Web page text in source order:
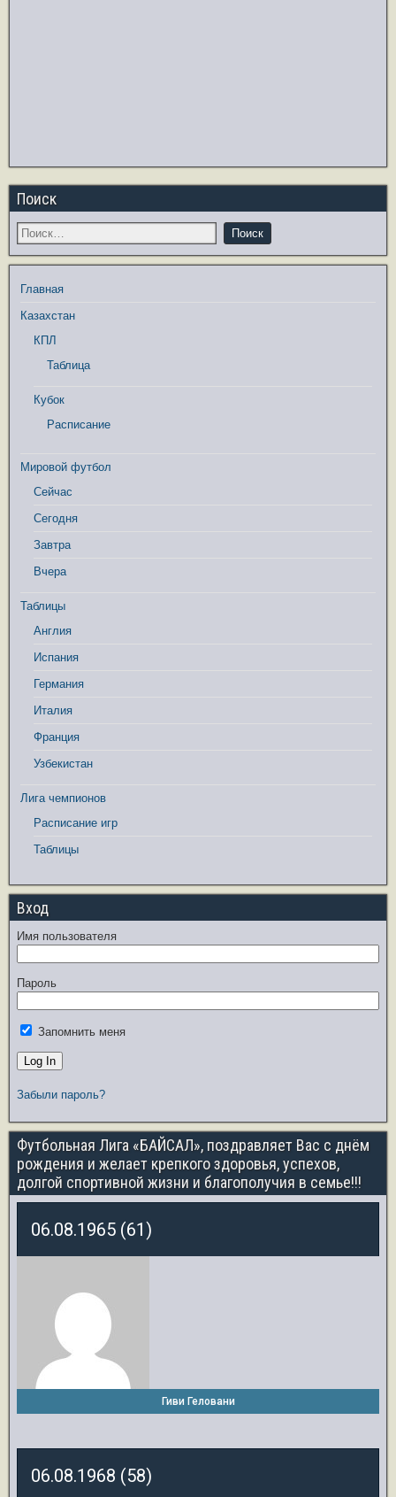
Поиск
Главная
Казахстан
КПЛ
Таблица
Кубок
Расписание
Мировой футбол
Сейчас
Сегодня
Завтра
Вчера
Таблицы
Англия
Испания
Германия
Италия
Франция
Узбекистан
Лига чемпионов
Расписание игр
Таблицы
Вход
Имя пользователя
Пароль
Запомнить меня
Забыли пароль?
Футбольная Лига «БАЙСАЛ», поздравляет Вас с днём
рождения и желает крепкого здоровья, успехов,
долгой спортивной жизни и благополучия в семье!!!
06.08.1965 (61)
Гиви Геловани
06.08.1968 (58)